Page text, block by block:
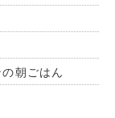
朝ごはん